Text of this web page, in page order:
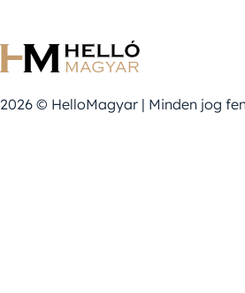
2026 © HelloMagyar | Minden jog